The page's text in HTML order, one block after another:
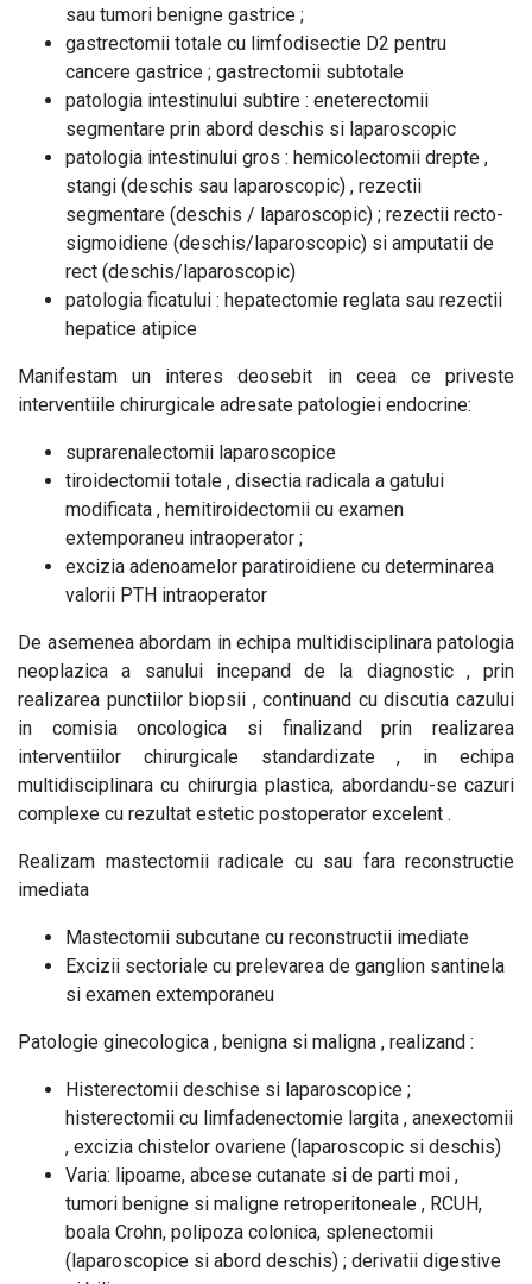
sau tumori benigne gastrice ;
gastrectomii totale cu limfodisectie D2 pentru
cancere gastrice ; gastrectomii subtotale
patologia intestinului subtire : eneterectomii
segmentare prin abord deschis si laparoscopic
patologia intestinului gros : hemicolectomii drepte ,
stangi (deschis sau laparoscopic) , rezectii
segmentare (deschis / laparoscopic) ; rezectii recto-
sigmoidiene (deschis/laparoscopic) si amputatii de
rect (deschis/laparoscopic)
patologia ficatului : hepatectomie reglata sau rezectii
hepatice atipice
Manifestam un interes deosebit in ceea ce priveste
interventiile chirurgicale adresate patologiei endocrine:
suprarenalectomii laparoscopice
tiroidectomii totale , disectia radicala a gatului
modificata , hemitiroidectomii cu examen
extemporaneu intraoperator ;
excizia adenoamelor paratiroidiene cu determinarea
valorii PTH intraoperator
De asemenea abordam in echipa multidisciplinara patologia
neoplazica a sanului incepand de la diagnostic , prin
realizarea punctiilor biopsii , continuand cu discutia cazului
in comisia oncologica si finalizand prin realizarea
interventiilor chirurgicale standardizate , in echipa
multidisciplinara cu chirurgia plastica, abordandu-se cazuri
complexe cu rezultat estetic postoperator excelent .
Realizam mastectomii radicale cu sau fara reconstructie
imediata
Mastectomii subcutane cu reconstructii imediate
Excizii sectoriale cu prelevarea de ganglion santinela
si examen extemporaneu
Patologie ginecologica , benigna si maligna , realizand :
Histerectomii deschise si laparoscopice ;
histerectomii cu limfadenectomie largita , anexectomii
, excizia chistelor ovariene (laparoscopic si deschis)
Varia: lipoame, abcese cutanate si de parti moi ,
tumori benigne si maligne retroperitoneale , RCUH,
boala Crohn, polipoza colonica, splenectomii
(laparoscopice si abord deschis) ; derivatii digestive